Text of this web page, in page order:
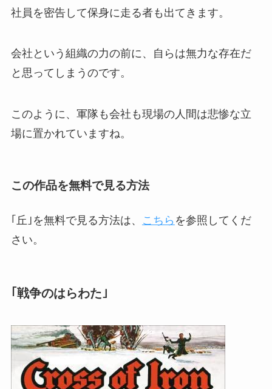
社員を密告して保身に走る者も出てきます。
会社という組織の力の前に、自らは無力な存在だ
と思ってしまうのです。
このように、軍隊も会社も現場の人間は悲惨な立
場に置かれていますね。
この作品を無料で見る方法
｢丘｣を無料で見る方法は、 こちら を参照してくだ
さい。
｢戦争のはらわた｣